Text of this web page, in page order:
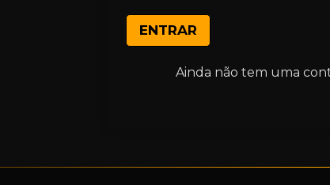
ENTRAR
Ainda não tem uma